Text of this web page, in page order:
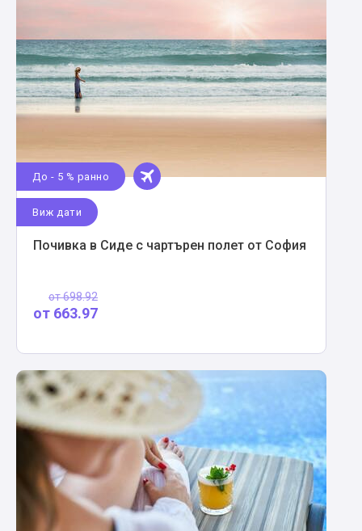
До - 5 % ранно
Виж дати
Почивка в Сиде с чартърен полет от София
от698.92
от 663.97